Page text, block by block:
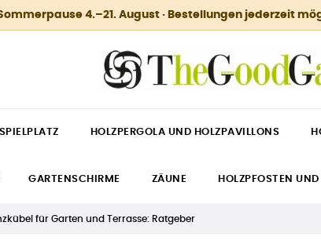
4.–21. August · Bestellungen jederzeit
HOLZPERGOLA UND HOLZPAVILLONS
GARTENSCHIRME ZÄUNE HOLZPFOSTEN UND
für Garten und Terrasse: Ratgeber